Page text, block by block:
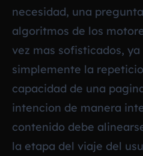
necesidad, una
algoritmos de los
vez mas sofisticados,
simplemente la
capacidad de una
intencion de manera
contenido debe
la etapa del viaje del